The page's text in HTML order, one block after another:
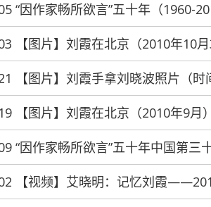
“因作家畅所欲言”五十年（1960-
【图片】刘霞在北京（2010年10月
【图片】刘霞手拿刘晓波照片（时
【图片】刘霞在北京（2010年9月）
“因作家畅所欲言”五十年中国第三
【视频】艾晓明：记忆刘霞